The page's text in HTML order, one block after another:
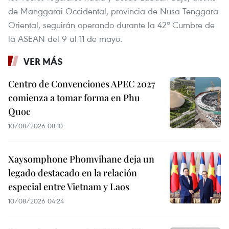
de Manggarai Occidental, provincia de Nusa Tenggara
Oriental, seguirán operando durante la 42ª Cumbre de
la ASEAN del 9 al 11 de mayo.
VER MÁS
Centro de Convenciones APEC 2027
comienza a tomar forma en Phu
Quoc
10/08/2026 08:10
Xaysomphone Phomvihane deja un
legado destacado en la relación
especial entre Vietnam y Laos
10/08/2026 04:24